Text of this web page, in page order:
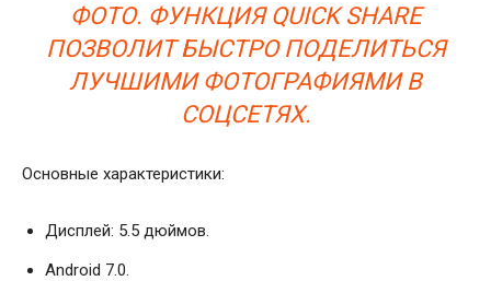
ФОТО. ФУНКЦИЯ QUICK SHARE
ПОЗВОЛИТ БЫСТРО ПОДЕЛИТЬСЯ
ЛУЧШИМИ ФОТОГРАФИЯМИ В
СОЦСЕТЯХ.
Основные характеристики:
Дисплей: 5.5 дюймов.
Android 7.0.